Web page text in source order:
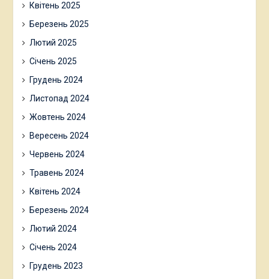
Квітень 2025
Березень 2025
Лютий 2025
Січень 2025
Грудень 2024
Листопад 2024
Жовтень 2024
Вересень 2024
Червень 2024
Травень 2024
Квітень 2024
Березень 2024
Лютий 2024
Січень 2024
Грудень 2023